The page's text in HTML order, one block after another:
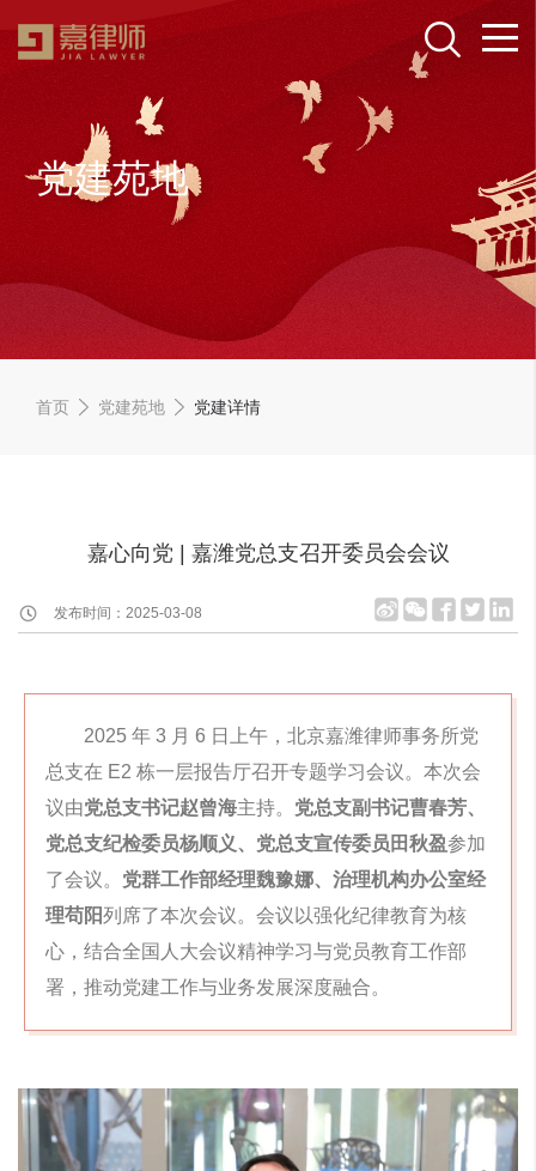
党建苑地
首页 党建苑地 党建详情
嘉心向党 | 嘉潍党总支召开委员会会议
发布时间：2025-03-08
2025 年 3 月 6 日上午，北京嘉潍律师事务所党
总支在 E2 栋一层报告厅召开专题学习会议。本次会
议由党总支书记赵曾海主持。 党总支副书记曹春芳、
党总支纪检委员杨顺义、党总支宣传委员田秋盈参加
了会议。 党群工作部经理魏豫娜、治理机构办公室经
理苟阳列席了本次会议。会议以强化纪律教育为核
心，结合全国人大会议精神学习与党员教育工作部
署，推动党建工作与业务发展深度融合。